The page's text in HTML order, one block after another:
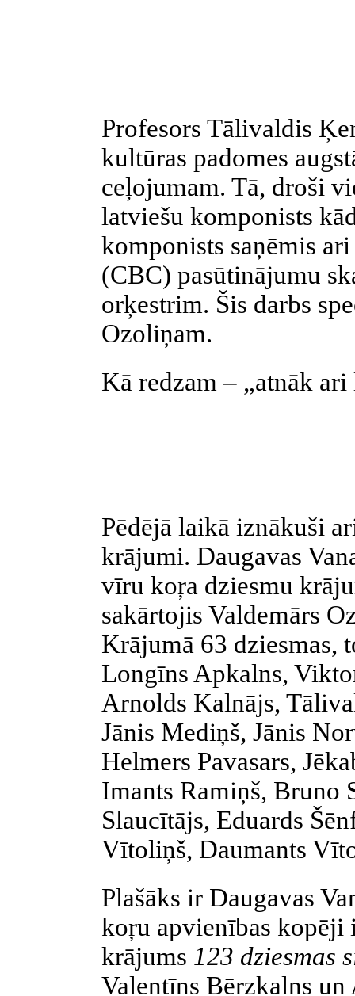
Profesors Tālivaldis
kultūras padomes
ceļojumam. Tā, droši
latviešu komponists
komponists saņēmis
(CBC) pasūtinājumu
orķestrim. Šis darbs
Ozoliņam.
Kā redzam – „atnāk
Pēdējā laikā iznākuši
krājumi. Daugavas
vīru koŗa dziesmu
sakārtojis Valdemārs
Krājumā 63 dziesmas,
Longīns Apkalns,
Arnolds Kalnājs,
Jānis Mediņš, Jānis
Helmers Pavasars,
Imants Ramiņš, Bruno
Slaucītājs, Eduards
Vītoliņš, Daumants
Plašāks ir Daugavas
koŗu apvienības kopēji
krājums 123 dziesmas
Valentīns Bērzkalns